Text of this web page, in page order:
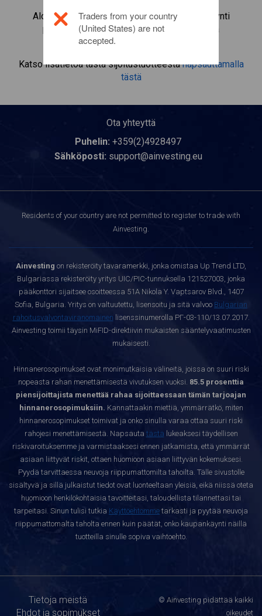
Aloita instrumentinDogecoinCFD-kaupankäynti
pienimmällä marginaalivakuudella, parhaalla
toteutuksella, jopa 1:200-vivulla.
Katso lisätietoa tästä sijoitustuotteestanapsauttamalla
tästä
Ota yhteyttä
Puhelin: +359(2)4928497
Sähköposti: support@ainvesting.eu
Residents of your country are not permitted to register to trade with
Ainvesting.
Ainvesting on rekisteröity tavaramerkki, jonka omistaa Up Trend LTD,
Bulgariassa rekisteröity yritys UIC/PIC-tunnuksella 121527003, jonka
pääkonttori sijaitsee osoitteessa 51A Nikola Y. Vaptsarov Blvd., 1407
Sofia, Bulgaria. Yritys on valtuutettu, lisensoitu ja sitä valvoo Bulgarian
rahoitusvalvontaviranomainen lisenssinumerolla РГ-03-110/13.07.2017.
Ainvesting toimii täysin MiFID-direktiivin mukaisten sääntelyvaatimusten
mukaisesti.
Hinnanerosopimukset ovat monimutkaisia välineitä, joissa on suuri riski
nopeasta rahan menettämisestä vivutuksen vuoksi. 85.5 prosenttia
piensijoittajista menettää rahaa sijoittaessaan tämän tarjoajan
hinnanerosopimuksiin. Kannattaakin miettiä, ymmärrätkö, miten
hinnanerosopimukset toimivat ja onko sinulla varaa ottaa suuri riski
rahojesi menettämisestä. Napsauta tästä lukeaksesi täydellisen
riskivaroituksemme ja varmistaaksesi ennen jatkamista, että ymmärrät
asiaan liittyvät riskit, ottaen huomioon asiaan liittyvän kokemuksesi.
Pyydä tarvittaessa neuvoja riippumattomilta tahoilta. Tälle sivustolle
sisältyvä ja sillä julkaistut tiedot ovat luonteeltaan yleisiä, eikä niissä oteta
huomioon henkilökohtaisia tavoitteitasi, taloudellista tilannettasi tai
tarpeitasi. Sinun tulisi tutkia Käyttöehtomme tarkasti ja pyytää neuvoja
riippumattomalta taholta ennen kuin päätät, onko kaupankäynti näillä
tuotteilla sinulle sopiva vaihtoehto.
Tietoja meistä
Ehdot ja sopimukset
© Ainvesting pidättää kaikki
oikeudet
Traders from your country
(United States) are not
accepted.